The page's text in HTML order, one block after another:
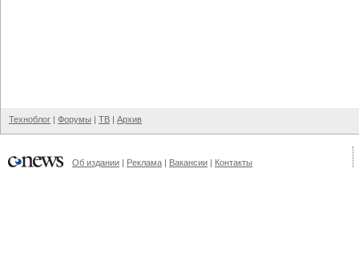
Техноблог | Форумы | ТВ | Архив
Об издании | Реклама | Вакансии | Контакты